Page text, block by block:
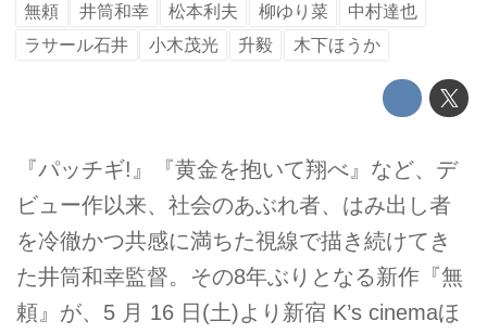
無頼 井筒和幸 松本利夫 柳ゆり菜
中村達也
ラサール石井
小木茂光 升毅 木下ほうか
『パッチギ!』『黄金を抱いて翔べ』など、デ
ビュー作以来、社会のあぶれ者、はみ出し者
を冷徹かつ共感に満ちた視線で描き続けてき
た井筒和幸監督。その8年ぶりとなる新作『無
頼』が、5 月 16 日(土)より新宿 K’s cinemaほ